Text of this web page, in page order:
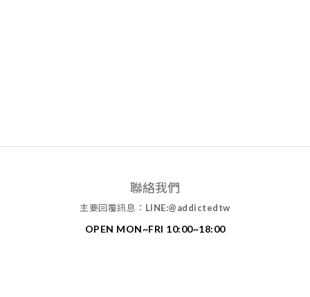
聯絡我們
主要回覆訊息： LINE:@addictedtw
OPEN MON~FRI 10:00~18:00